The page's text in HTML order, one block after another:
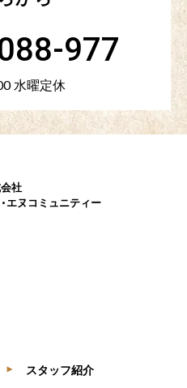
977
水曜定休
社
エヌコミュニティー
▶ スタッフ紹介